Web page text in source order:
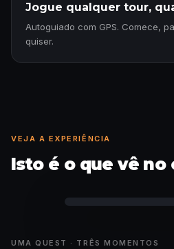
Jogue qualquer tour,
Autoguiado com GPS. Comece,
quiser.
VEJA A EXPERIÊNCIA
Isto é o que vê no
UMA QUEST · TRÊS MOMENTOS